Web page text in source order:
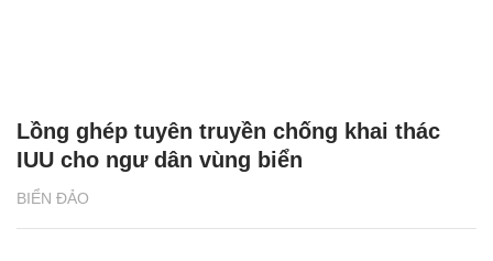
BIỂN ĐẢO
Lồng ghép tuyên truyền chống khai thác
IUU cho ngư dân vùng biển